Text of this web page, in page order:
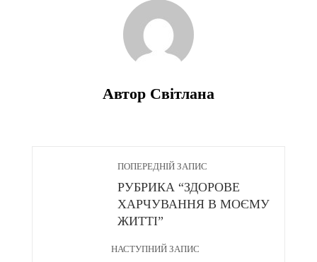
Автор Світлана
ПОПЕРЕДНІЙ ЗАПИС
РУБРИКА “ЗДОРОВЕ
ХАРЧУВАННЯ В МОЄМУ
ЖИТТІ”
НАСТУПНИЙ ЗАПИС